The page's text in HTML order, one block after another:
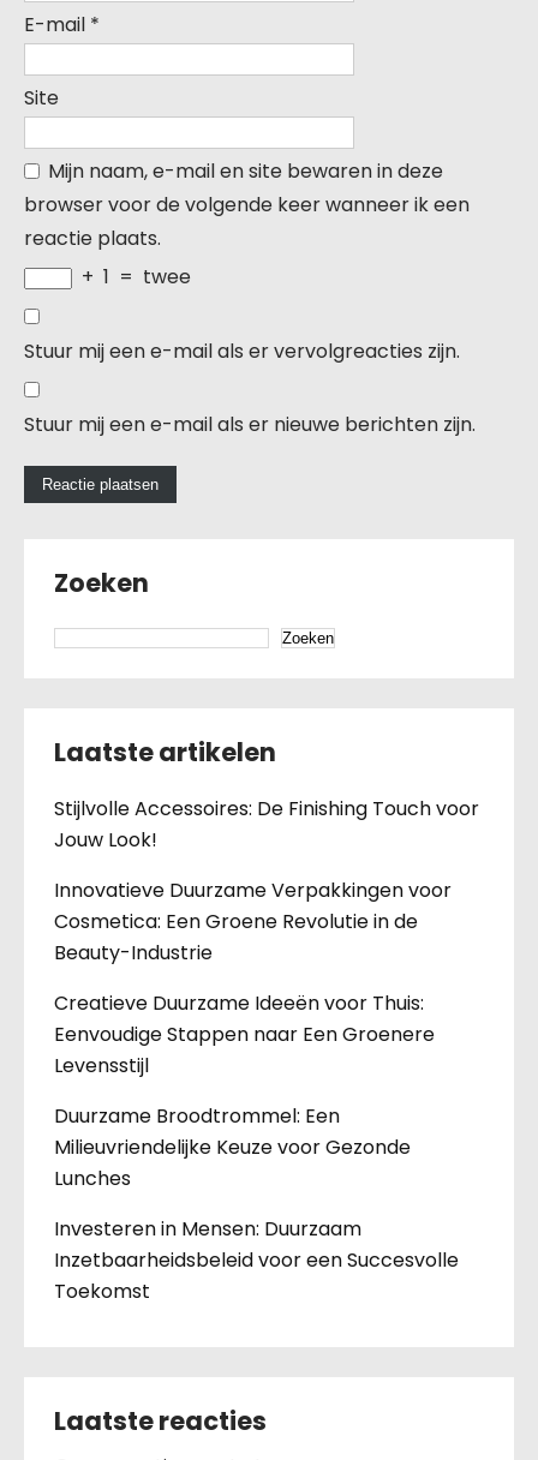
E-mail *
Site
Mijn naam, e-mail en site bewaren in deze
browser voor de volgende keer wanneer ik een
reactie plaats.
+ 1 = twee
Stuur mij een e-mail als er vervolgreacties zijn.
Stuur mij een e-mail als er nieuwe berichten zijn.
Zoeken
Zoeken
Laatste artikelen
Stijlvolle Accessoires: De Finishing Touch voor
Jouw Look!
Innovatieve Duurzame Verpakkingen voor
Cosmetica: Een Groene Revolutie in de
Beauty-Industrie
Creatieve Duurzame Ideeën voor Thuis:
Eenvoudige Stappen naar Een Groenere
Levensstijl
Duurzame Broodtrommel: Een
Milieuvriendelijke Keuze voor Gezonde
Lunches
Investeren in Mensen: Duurzaam
Inzetbaarheidsbeleid voor een Succesvolle
Toekomst
Laatste reacties